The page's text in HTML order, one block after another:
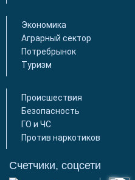
Экономика
Аграрный сектор
Потребрынок
Туризм
Происшествия
Безопасность
ГО и ЧС
Против наркотиков
Счетчики, соцсети